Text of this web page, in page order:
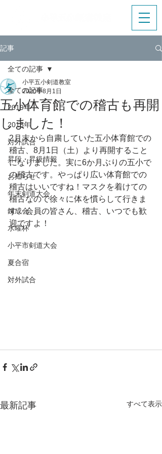
記事
全ての記事
2019年
2018年
対外試合
昇段・昇級情報
お知らせ
年末剣道大会
錬成会
水曜杯
小平市剣道大会
夏合宿
対外試合
全ての記事
五小体育館での稽古も再開
しました！
小平五小剣道教室
2020年8月1日
2月末から自粛していた五小体育館での
稽古、8月1日（土）より再開すること
になりました。実に6か月ぶりの五小で
の稽古です。やっぱり広い体育館での
稽古はいいですね！マスクを着けての
稽古なので徐々に体を慣らして行きま
す。会員の皆さん、稽古、いつでも歓
迎ですよ！
最新記事 すべて表示